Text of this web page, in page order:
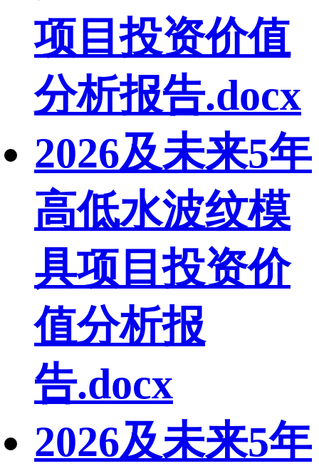
项目投资价值
分析报告.docx
2026及未来5年
高低水波纹模
具项目投资价
值分析报
告.docx
2026及未来5年